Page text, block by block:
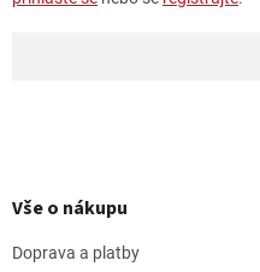
pVše o nákupu
Doprava a platby